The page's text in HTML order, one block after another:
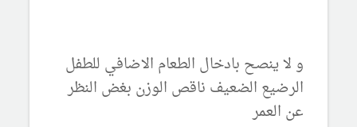
و لا ينصح بادخال الطعام الاضافي للطفل
الرضيع الضعيف ناقص الوزن بغض النظر
عن العمر